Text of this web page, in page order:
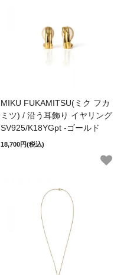
MIKU FUKAMITSU(ミク フカ
ミツ) / 沿う耳飾り イヤリング
SV925/K18YGpt -ゴールド
18,700円(税込)